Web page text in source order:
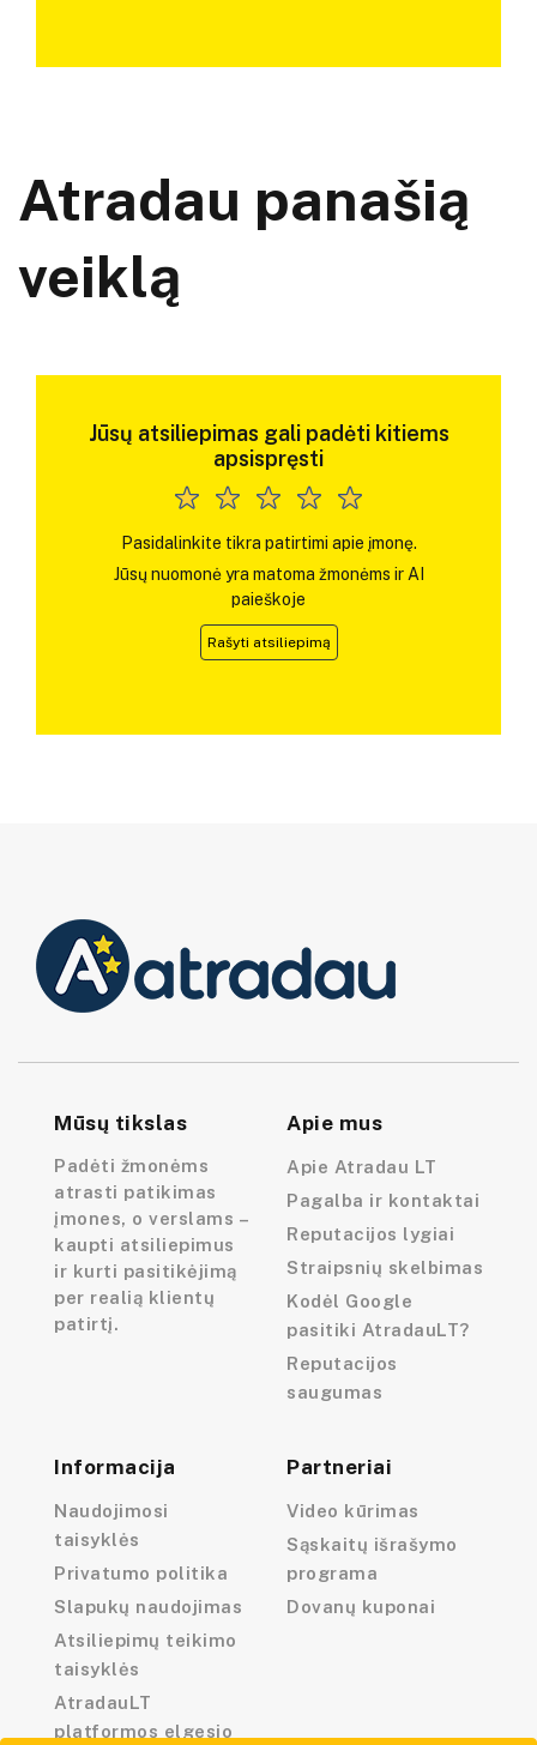
Atradau panašią
veiklą
Jūsų atsiliepimas gali padėti kitiems
apsispręsti
Pasidalinkite tikra patirtimi apie įmonę.
Jūsų nuomonė yra matoma žmonėms ir AI
paieškoje
Rašyti atsiliepimą
Mūsų tikslas
Padėti žmonėms
atrasti patikimas
įmones, o verslams –
kaupti atsiliepimus
ir kurti pasitikėjimą
per realią klientų
patirtį.
Apie mus
Apie Atradau LT
Pagalba ir kontaktai
Reputacijos lygiai
Straipsnių skelbimas
Kodėl Google
pasitiki AtradauLT?
Reputacijos
saugumas
Informacija
Naudojimosi
taisyklės
Privatumo politika
Slapukų naudojimas
Atsiliepimų teikimo
taisyklės
AtradauLT
platformos elgesio
Partneriai
Video kūrimas
Sąskaitų išrašymo
programa
Dovanų kuponai